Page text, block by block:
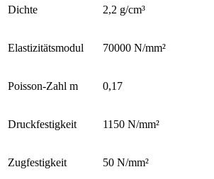
Dichte 2,2 g/cm³
Elastizitätsmodul 70000 N/mm²
Poisson-Zahl m 0,17
Druckfestigkeit 1150 N/mm²
Zugfestigkeit 50 N/mm²